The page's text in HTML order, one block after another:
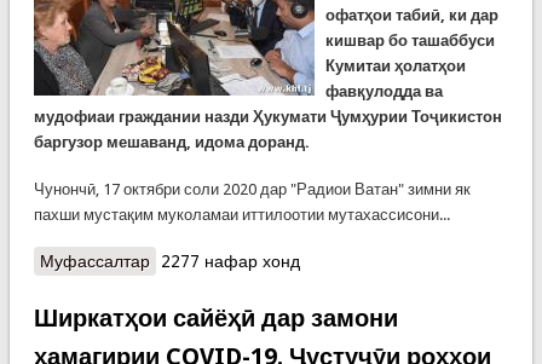
офатҳои табиӣ, ки дар
кишвар бо ташаббуси
Кумитаи ҳолатҳои
фавқулодда ва
мудофиаи граждании назди Ҳукумати Ҷумҳурии Тоҷикистон
баргузор мешаванд, идома доранд.
Чунончӣ, 17 октябри соли 2020 дар "Радиои Ватан" зимни як
пахши мустақим муколамаи иттилоотии мутахассисони...
Муфассалтаро Радиовикторинаи мустақим бахшида ба Рӯзи
2277 нафар хонд
Ширкатҳои сайёҳӣ дар замони
ҳамагирии COVID-19. Ҷустуҷӯи роҳҳои